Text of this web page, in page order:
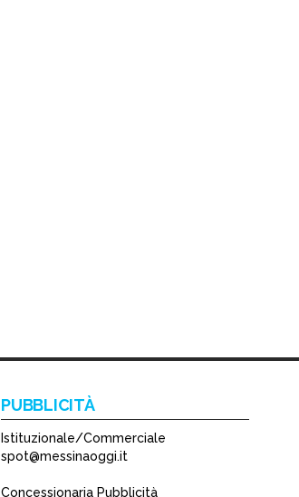
PUBBLICITÀ
Istituzionale/Commerciale
spot@messinaoggi.it
Concessionaria Pubblicità